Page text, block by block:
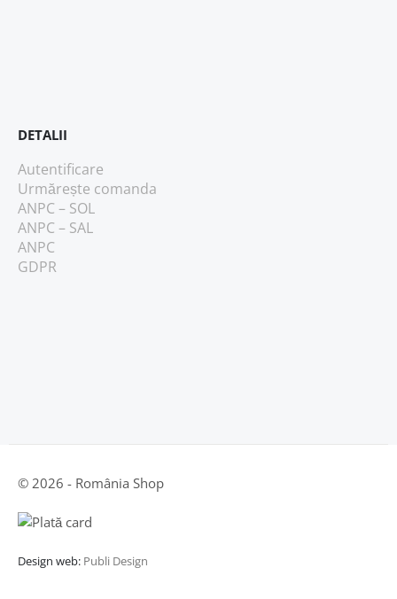
DETALII
Autentificare
Urmărește comanda
ANPC – SOL
ANPC – SAL
ANPC
GDPR
© 2026 - România Shop
Design web: Publi Design